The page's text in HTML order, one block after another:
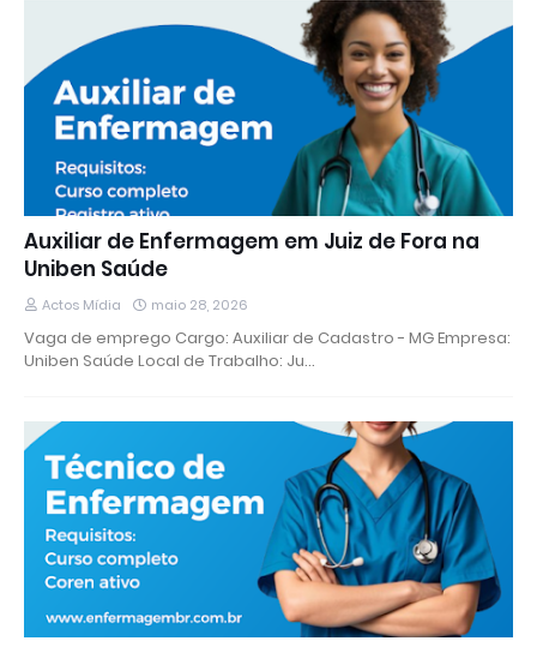
Auxiliar de Enfermagem em Juiz de Fora na
Uniben Saúde
Actos Mídia maio 28, 2026
Vaga de emprego Cargo: Auxiliar de Cadastro - MG Empresa:
Uniben Saúde Local de Trabalho: Ju…